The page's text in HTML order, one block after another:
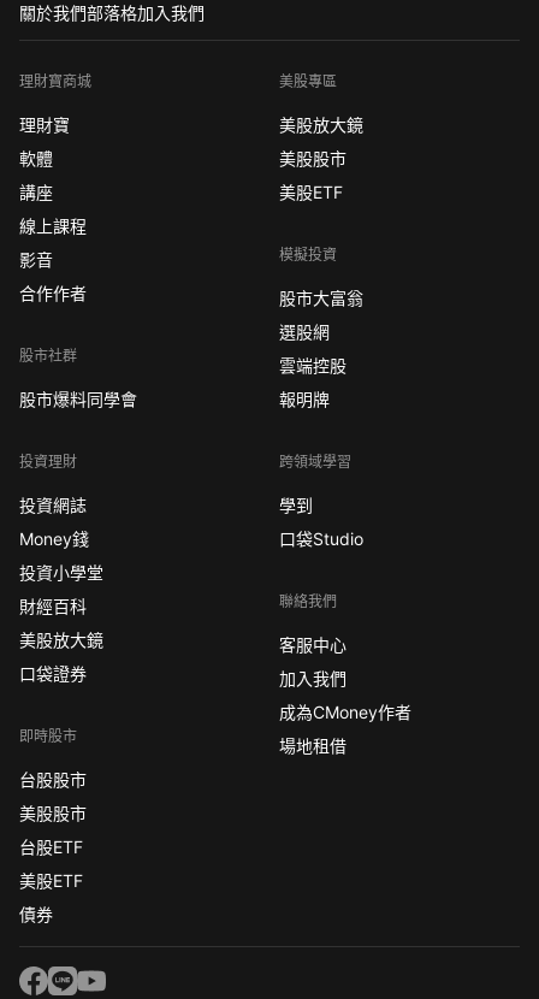
關於我們部落格加入我們
理財寶商城
理財寶
軟體
講座
線上課程
影音
合作作者
股市社群
股市爆料同學會
投資理財
投資網誌
Money錢
投資小學堂
財經百科
美股放大鏡
口袋證券
即時股市
台股股市
美股股市
台股ETF
美股ETF
債券
美股專區
美股放大鏡
美股股市
美股ETF
模擬投資
股市大富翁
選股網
雲端控股
報明牌
跨領域學習
學到
口袋Studio
聯絡我們
客服中心
加入我們
成為CMoney作者
場地租借